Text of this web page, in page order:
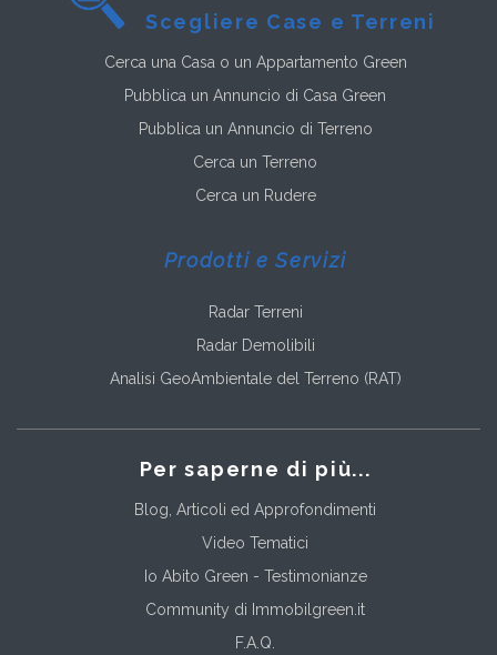
Scegliere Case e Terreni
Cerca una Casa o un Appartamento Green
Pubblica un Annuncio di Casa Green
Pubblica un Annuncio di Terreno
Cerca un Terreno
Cerca un Rudere
Prodotti e Servizi
Radar Terreni
Radar Demolibili
Analisi GeoAmbientale del Terreno (RAT)
Per saperne di più...
Blog, Articoli ed Approfondimenti
Video Tematici
Io Abito Green - Testimonianze
Community di Immobilgreen.it
F.A.Q.